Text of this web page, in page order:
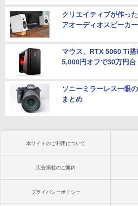
クリエイティブが作っ
アオーディオスピーカ
マウス、RTX 5060 Ti
5,000円オフで30万円台
ソニーミラーレス一眼
まとめ
本サイトのご利用について
広告掲載のご案内
プライバシーポリシー